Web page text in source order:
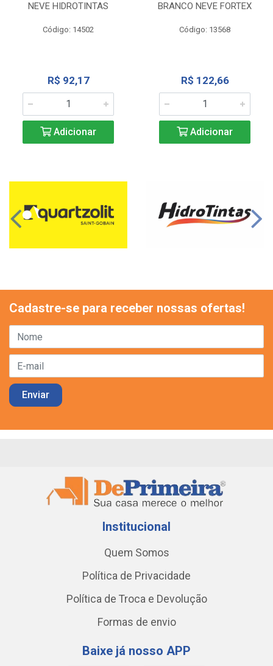
NEVE HIDROTINTAS
Código: 14502
R$ 92,17
Adicionar
BRANCO NEVE FORTEX
Código: 13568
R$ 122,66
Adicionar
Cadastre-se para receber nossas ofertas!
Institucional
Quem Somos
Política de Privacidade
Política de Troca e Devolução
Formas de envio
Baixe já nosso APP